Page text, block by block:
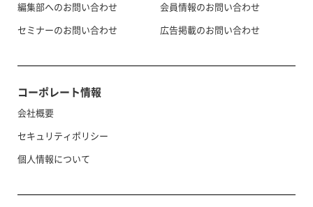
編集部へのお問い合わせ
セミナーのお問い合わせ
会員情報のお問い合わせ
広告掲載のお問い合わせ
コーポレート情報
会社概要
セキュリティポリシー
個人情報について